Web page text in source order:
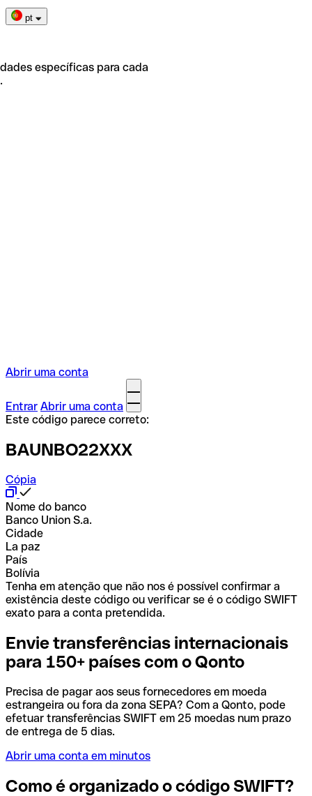
pt
específicas para cada
Abrir uma conta
Entrar Abrir uma conta
Este código parece correto:
BAUNBO22XXX
Cópia
Nome do banco
Banco Union S.a.
Cidade
La paz
País
Bolívia
Tenha em atenção que não nos é possível confirmar a
existência deste código ou verificar se é o código SWIFT
exato para a conta pretendida.
Envie transferências internacionais
para 150+ países com o Qonto
Precisa de pagar aos seus fornecedores em moeda
estrangeira ou fora da zona SEPA? Com a Qonto, pode
efetuar transferências SWIFT em 25 moedas num prazo
de entrega de 5 dias.
Abrir uma conta em minutos
Como é organizado o código SWIFT?